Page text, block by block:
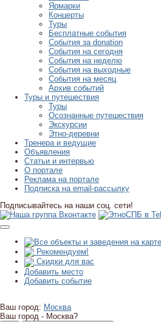
Ярмарки
Концерты
Туры
Бесплатные события
События за donation
События на сегодня
События на неделю
События на выходные
События на месяц
Архив событий
Туры и путешествия
Туры
Осознанные путешествия
Экскурсии
Этно-деревни
Тренера и ведущие
Объявления
Статьи и интервью
О портале
Реклама на портале
Подписка на email-рассылку
Подписывайтесь на наши соц. сети!
Рекомендуем!
Скидки для вас
Добавить место
Добавить событие
Ваш город: Москва
Ваш город - Москва?